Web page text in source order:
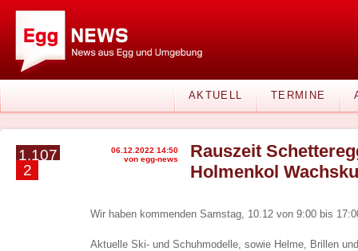
AKTUELL TERMINE
1.107
2
06.12.2022 14:50
von egg-news
Rauszeit
Holmenkol
Wir haben kommenden Samstag, 10.12 von 9:00 bis
Aktuelle Ski- und Schuhmodelle, sowie Helme, Brillen